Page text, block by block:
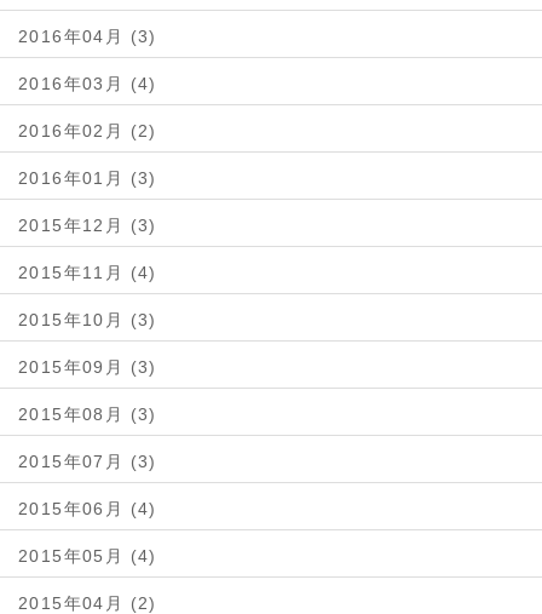
2016年04月 (3)
2016年03月 (4)
2016年02月 (2)
2016年01月 (3)
2015年12月 (3)
2015年11月 (4)
2015年10月 (3)
2015年09月 (3)
2015年08月 (3)
2015年07月 (3)
2015年06月 (4)
2015年05月 (4)
2015年04月 (2)